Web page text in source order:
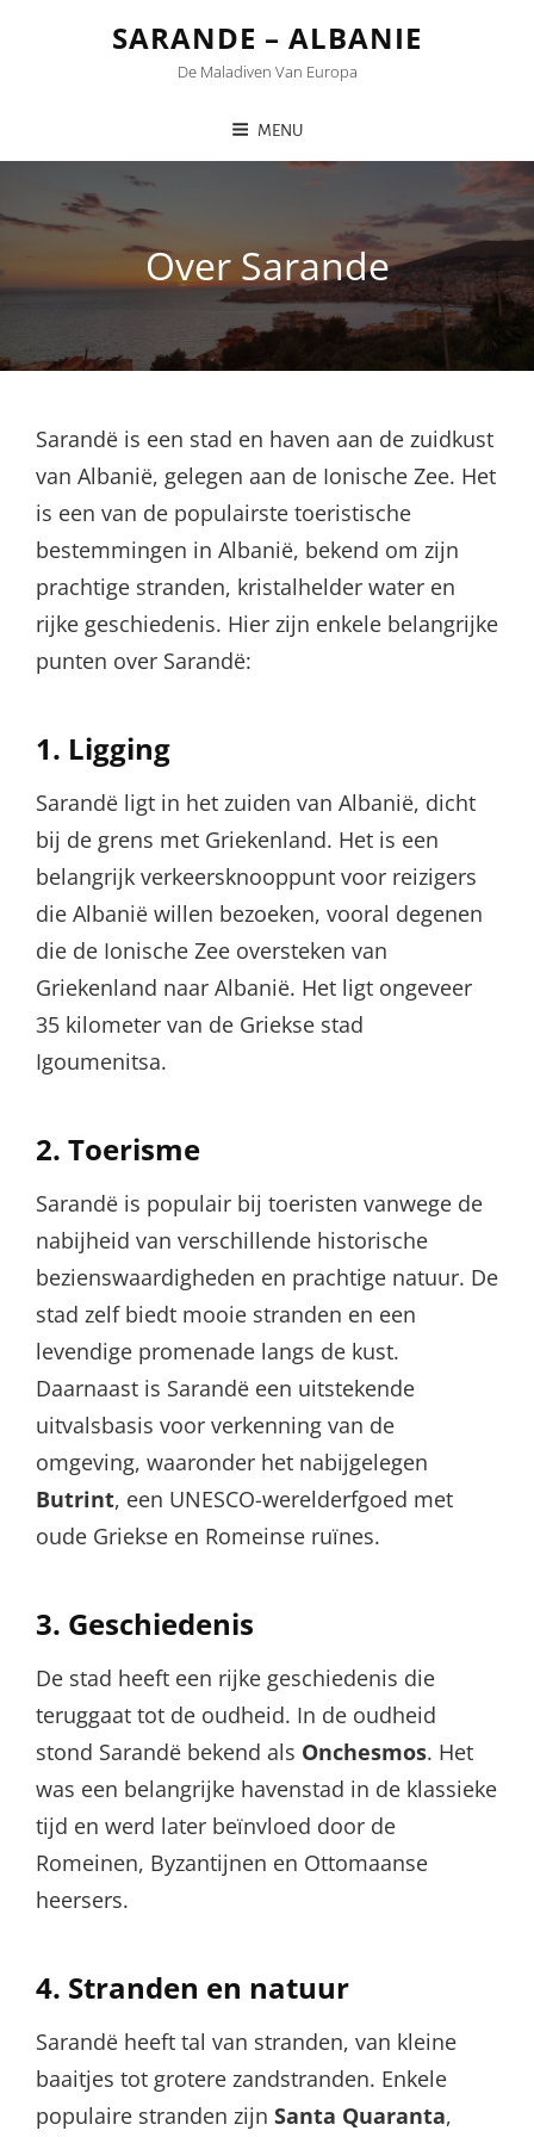
SARANDE – ALBANIE
De Maladiven Van Europa
MENU
Over Sarande
Sarandë is een stad en haven aan de zuidkust
van Albanië, gelegen aan de Ionische Zee. Het
is een van de populairste toeristische
bestemmingen in Albanië, bekend om zijn
prachtige stranden, kristalhelder water en
rijke geschiedenis. Hier zijn enkele belangrijke
punten over Sarandë:
1. Ligging
Sarandë ligt in het zuiden van Albanië, dicht
bij de grens met Griekenland. Het is een
belangrijk verkeersknooppunt voor reizigers
die Albanië willen bezoeken, vooral degenen
die de Ionische Zee oversteken van
Griekenland naar Albanië. Het ligt ongeveer
35 kilometer van de Griekse stad
Igoumenitsa.
2. Toerisme
Sarandë is populair bij toeristen vanwege de
nabijheid van verschillende historische
bezienswaardigheden en prachtige natuur. De
stad zelf biedt mooie stranden en een
levendige promenade langs de kust.
Daarnaast is Sarandë een uitstekende
uitvalsbasis voor verkenning van de
omgeving, waaronder het nabijgelegen
Butrint, een UNESCO-werelderfgoed met
oude Griekse en Romeinse ruïnes.
3. Geschiedenis
De stad heeft een rijke geschiedenis die
teruggaat tot de oudheid. In de oudheid
stond Sarandë bekend als Onchesmos. Het
was een belangrijke havenstad in de klassieke
tijd en werd later beïnvloed door de
Romeinen, Byzantijnen en Ottomaanse
heersers.
4. Stranden en natuur
Sarandë heeft tal van stranden, van kleine
baaitjes tot grotere zandstranden. Enkele
populaire stranden zijn Santa Quaranta,